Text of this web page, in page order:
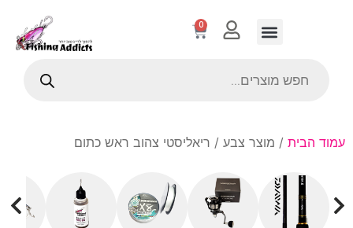
0
עמוד הבית / מוצר צבע / ריאליסטי צהוב ראש כתום